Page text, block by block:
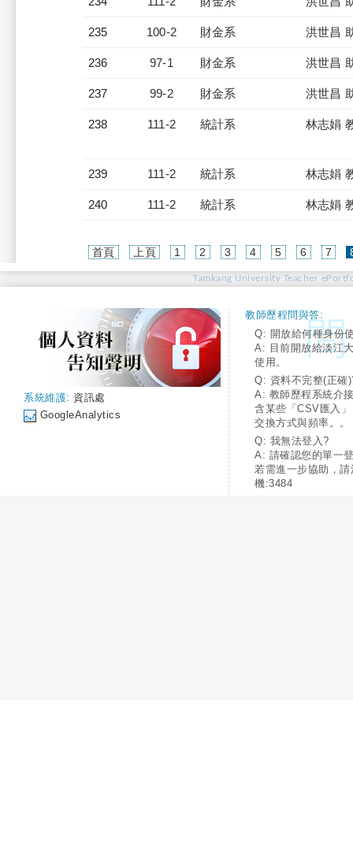
235 100-2 財金系 洪世昌
236 97-1 財金系 洪世昌
237 99-2 財金系 洪世昌
238 111-2 統計系 林志娟
239 111-2 統計系 林志娟
240 111-2 統計系 林志娟
首頁 上頁 1 2 3 4 5 6 7
Tamkang University Teacher
系統維護: 資訊處
GoogleAnalytics
教師歷程問與答:
Q: 開放給何種身份
A: 目前開放給淡江
使用。
Q: 資料不完整(正確
A: 教師歷程系統介
含某些「CSV匯入
交換方式與頻率。。
Q: 我無法登入?
A: 請確認您的單一
若需進一步協助，
機:3484